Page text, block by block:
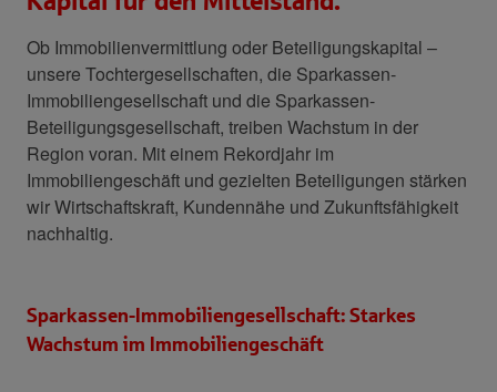
Ob Immobilienvermittlung oder Beteiligungskapital –
unsere Tochtergesellschaften, die Sparkassen-
Immobiliengesellschaft und die Sparkassen-
Beteiligungsgesellschaft, treiben Wachstum in der
Region voran. Mit einem Rekordjahr im
Immobiliengeschäft und gezielten Beteiligungen stärken
wir Wirtschaftskraft, Kundennähe und Zukunftsfähigkeit
nachhaltig.
Sparkassen-Immobiliengesellschaft: Starkes
Wachstum im Immobiliengeschäft